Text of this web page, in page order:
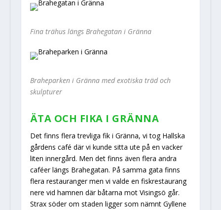
Fina trähus längs Brahegatan i Gränna
Braheparken i Gränna med exotiska träd och
skulpturer
ÄTA OCH FIKA I GRÄNNA
Det finns flera trevliga fik i Gränna, vi tog Hallska
gårdens café där vi kunde sitta ute på en vacker
liten innergård. Men det finns även flera andra
caféer längs Brahegatan. På samma gata finns
flera restauranger men vi valde en fiskrestaurang
nere vid hamnen där båtarna mot Visingsö går.
Strax söder om staden ligger som nämnt Gyllene